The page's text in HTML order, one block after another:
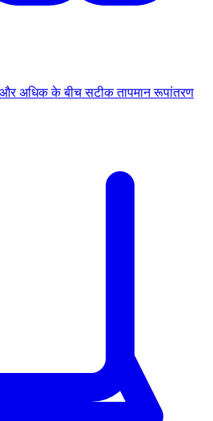
अधिक के बीच सटीक तापमान रूपांतरण